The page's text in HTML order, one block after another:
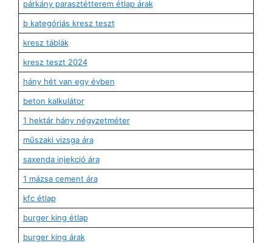
párkány parasztétterem étlap árak
b kategóriás kresz teszt
kresz táblák
kresz teszt 2024
hány hét van egy évben
beton kalkulátor
1 hektár hány négyzetméter
műszaki vizsga ára
saxenda injekció ára
1 mázsa cement ára
kfc étlap
burger king étlap
burger king árak